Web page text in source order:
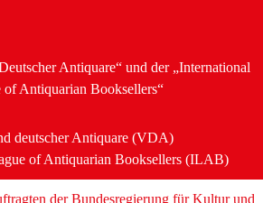
Antiquare“ und der „International
of Antiquarian Booksellers“
der Bundesregierung für Kultur und